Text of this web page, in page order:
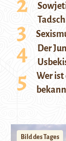
Der
Wer ist
Bild des Tages